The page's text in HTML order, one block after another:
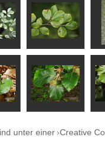
unter einer Creative